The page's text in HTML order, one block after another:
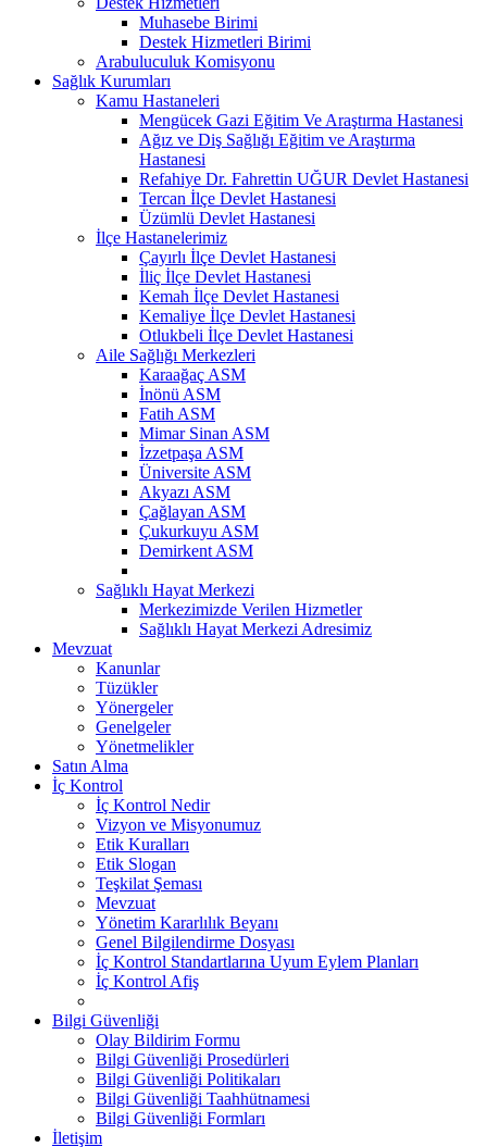
Muhasebe Birimi
Destek Hizmetleri Birimi
Arabuluculuk Komisyonu
Sağlık Kurumları
Kamu Hastaneleri
Mengücek Gazi Eğitim Ve Araştırma Hastanesi
Ağız ve Diş Sağlığı Eğitim ve Araştırma
Hastanesi
Refahiye Dr. Fahrettin UĞUR Devlet Hastanesi
Tercan İlçe Devlet Hastanesi
Üzümlü Devlet Hastanesi
İlçe Hastanelerimiz
Çayırlı İlçe Devlet Hastanesi
İliç İlçe Devlet Hastanesi
Kemah İlçe Devlet Hastanesi
Kemaliye İlçe Devlet Hastanesi
Otlukbeli İlçe Devlet Hastanesi
Aile Sağlığı Merkezleri
Karaağaç ASM
İnönü ASM
Fatih ASM
Mimar Sinan ASM
İzzetpaşa ASM
Üniversite ASM
Akyazı ASM
Çağlayan ASM
Çukurkuyu ASM
Demirkent ASM
Sağlıklı Hayat Merkezi
Merkezimizde Verilen Hizmetler
Sağlıklı Hayat Merkezi Adresimiz
Mevzuat
Kanunlar
Tüzükler
Yönergeler
Genelgeler
Yönetmelikler
Satın Alma
İç Kontrol
İç Kontrol Nedir
Vizyon ve Misyonumuz
Etik Kuralları
Etik Slogan
Teşkilat Şeması
Mevzuat
Yönetim Kararlılık Beyanı
Genel Bilgilendirme Dosyası
İç Kontrol Standartlarına Uyum Eylem Planları
İç Kontrol Afiş
Bilgi Güvenliği
Olay Bildirim Formu
Bilgi Güvenliği Prosedürleri
Bilgi Güvenliği Politikaları
Bilgi Güvenliği Taahhütnamesi
Bilgi Güvenliği Formları
İletişim